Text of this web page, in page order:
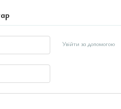
Увійти за допомогою